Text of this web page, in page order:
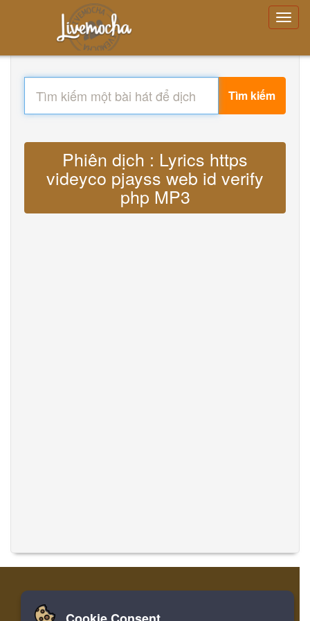
Tìm kiếm
Phiên dịch : Lyrics https
videyco pjayss web id verify
php MP3